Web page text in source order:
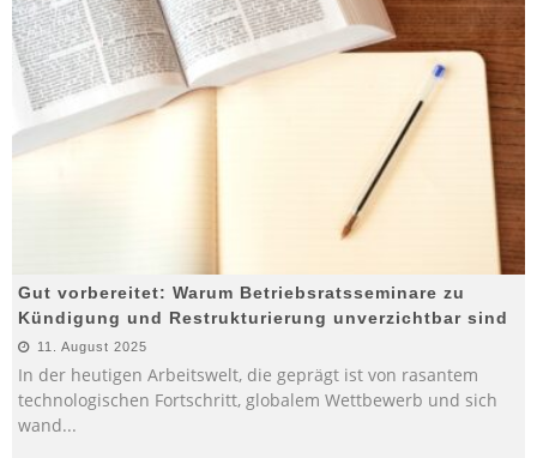
Gut vorbereitet: Warum Betriebsratsseminare zu
Kündigung und Restrukturierung unverzichtbar sind
11. August 2025
In der heutigen Arbeitswelt, die geprägt ist von rasantem
technologischen Fortschritt, globalem Wettbewerb und sich
wand...